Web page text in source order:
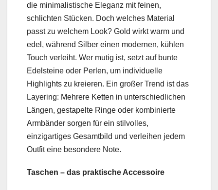
die minimalistische Eleganz mit feinen,
schlichten Stücken. Doch welches Material
passt zu welchem Look? Gold wirkt warm und
edel, während Silber einen modernen, kühlen
Touch verleiht. Wer mutig ist, setzt auf bunte
Edelsteine oder Perlen, um individuelle
Highlights zu kreieren. Ein großer Trend ist das
Layering: Mehrere Ketten in unterschiedlichen
Längen, gestapelte Ringe oder kombinierte
Armbänder sorgen für ein stilvolles,
einzigartiges Gesamtbild und verleihen jedem
Outfit eine besondere Note.
Taschen – das praktische Accessoire